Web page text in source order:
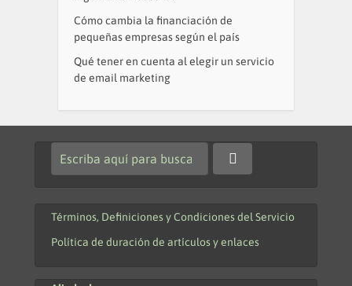
Cómo cambia la financiación de
pequeñas empresas según el país
Qué tener en cuenta al elegir un servicio
de email marketing
Términos, Definiciones y Condiciones del Servicio
Política de duración de artículos y enlaces